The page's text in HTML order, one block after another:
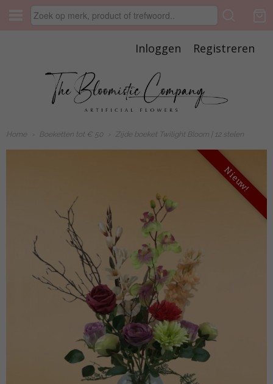
Inloggen Registreren
Home Boeketten tot € 50 Zijde boeket Twilight Bloom | 12 stelen
Nieuw!